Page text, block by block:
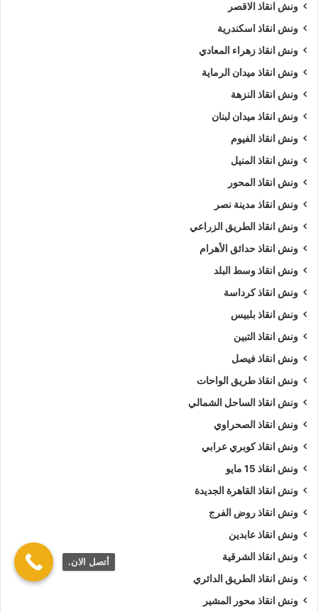
ونش انقاذ الاقصر
ونش انقاذ اسكندرية
ونش انقاذ زهراء المعادي
ونش انقاذ ميدان الرماية
ونش انقاذ النزهة
ونش انقاذ ميدان لبنان
ونش انقاذ الفيوم
ونش انقاذ المنيل
ونش انقاذ المحور
ونش انقاذ مدينة نصر
ونش انقاذ الطريق الزراعي
ونش انقاذ حدائق الأهرام
ونش انقاذ وسط البلد
ونش انقاذ كرداسة
ونش انقاذ بلبيس
ونش انقاذ التبين
ونش انقاذ فيصل
ونش انقاذ طريق الواحات
ونش انقاذ الساحل الشمالي
ونش انقاذ الصحراوي
ونش انقاذ كوبري عرابي
ونش انقاذ 15 مايو
ونش انقاذ القاهرة الجديدة
ونش انقاذ روض الفرج
ونش انقاذ عابدين
ونش انقاذ الشرقية
ونش انقاذ الطريق الدائري
ونش انقاذ محور المشير
أتصل الان.